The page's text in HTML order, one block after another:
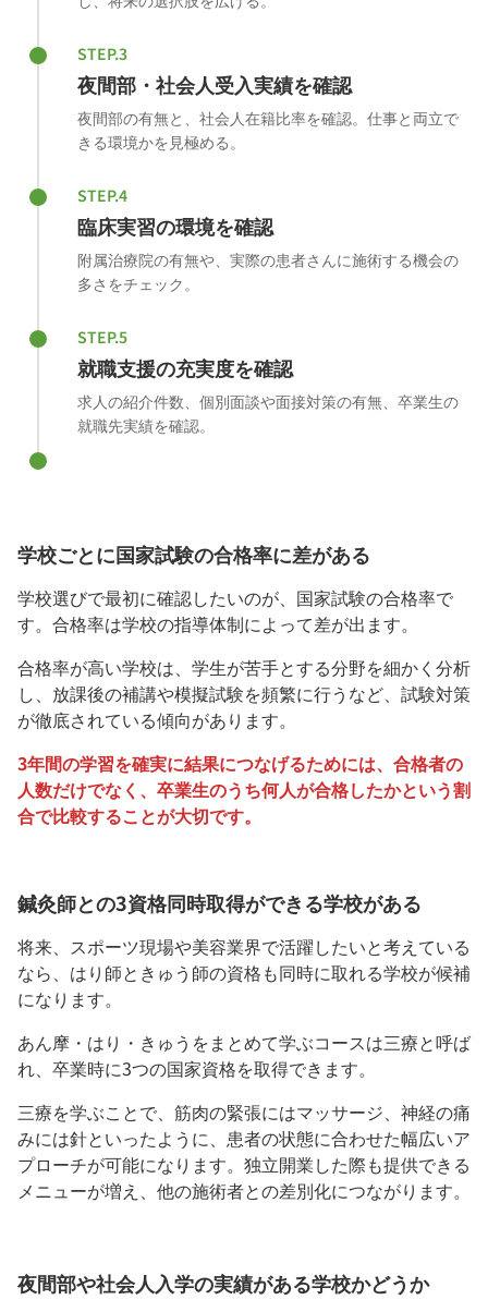
STEP.3
夜間部・社会人受入実績を確認
夜間部の有無と、社会人在籍比率を確認。仕事と両立で
きる環境かを見極める。
STEP.4
臨床実習の環境を確認
附属治療院の有無や、実際の患者さんに施術する機会の
多さをチェック。
STEP.5
就職支援の充実度を確認
求人の紹介件数、個別面談や面接対策の有無、卒業生の
就職先実績を確認。
学校ごとに国家試験の合格率に差がある
学校選びで最初に確認したいのが、国家試験の合格率で
す。合格率は学校の指導体制によって差が出ます。
合格率が高い学校は、学生が苦手とする分野を細かく分析
し、放課後の補講や模擬試験を頻繁に行うなど、試験対策
が徹底されている傾向があります。
3年間の学習を確実に結果につなげるためには、合格者の
人数だけでなく、卒業生のうち何人が合格したかという割
合で比較することが大切です。
鍼灸師との3資格同時取得ができる学校がある
将来、スポーツ現場や美容業界で活躍したいと考えている
なら、はり師ときゅう師の資格も同時に取れる学校が候補
になります。
あん摩・はり・きゅうをまとめて学ぶコースは三療と呼ば
れ、卒業時に3つの国家資格を取得できます。
三療を学ぶことで、筋肉の緊張にはマッサージ、神経の痛
みには針といったように、患者の状態に合わせた幅広いア
プローチが可能になります。独立開業した際も提供できる
メニューが増え、他の施術者との差別化につながります。
夜間部や社会人入学の実績がある学校かどうか